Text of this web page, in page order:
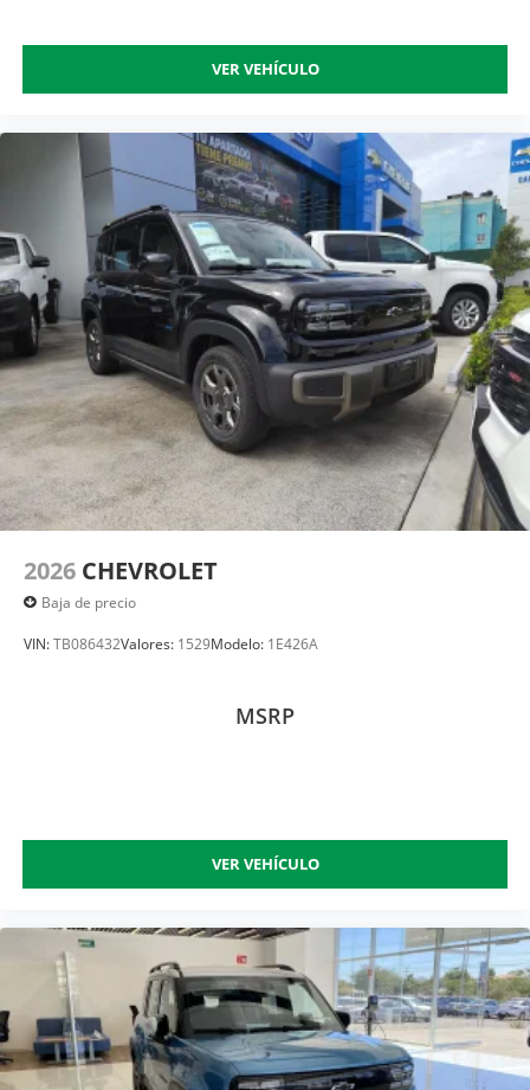
VER VEHÍCULO
2026 CHEVROLET
Baja de precio
VIN:TB086432Valores: 1529Modelo: 1E426A
MSRP
VER VEHÍCULO